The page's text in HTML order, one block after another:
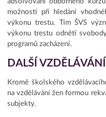
možnosti při hledání
výkonu trestu. Tím ŠVS
výkonu trestu odnětí
programů zacházení.
DALŠÍ VZDĚLÁVÁNÍ
Kromě školského
na vzdělávání žen formou
subjekty.